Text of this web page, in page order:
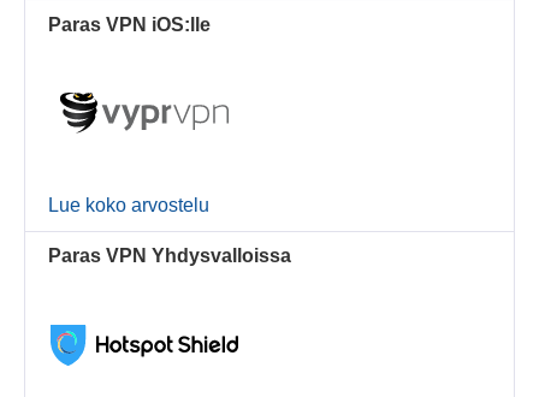
Paras VPN iOS:lle
Lue koko arvostelu
Paras VPN Yhdysvalloissa